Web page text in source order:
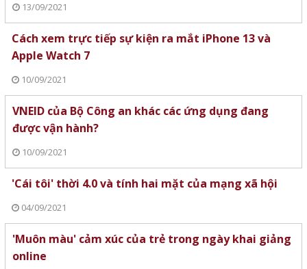
13/09/2021
Cách xem trực tiếp sự kiện ra mắt iPhone 13 và
Apple Watch 7
10/09/2021
VNEID của Bộ Công an khác các ứng dụng đang
được vận hành?
10/09/2021
'Cái tôi' thời 4.0 và tính hai mặt của mạng xã hội
04/09/2021
'Muôn màu' cảm xúc của trẻ trong ngày khai giảng
online